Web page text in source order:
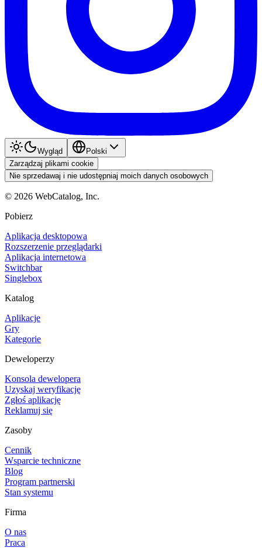
Wygląd
Polski
Zarządzaj plikami cookie
Nie sprzedawaj i nie udostępniaj moich danych osobowych
© 2026 WebCatalog, Inc.
Pobierz
Aplikacja desktopowa
Rozszerzenie przeglądarki
Aplikacja internetowa
Switchbar
Singlebox
Katalog
Aplikacje
Gry
Kategorie
Deweloperzy
Konsola dewelopera
Uzyskaj weryfikację
Zgłoś aplikację
Reklamuj się
Zasoby
Cennik
Wsparcie techniczne
Blog
Program partnerski
Stan systemu
Firma
O nas
Praca